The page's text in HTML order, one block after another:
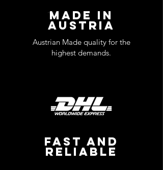
MADE IN
AUSTRIA
Austrian Made quality for the
highest demands.
FAST AND
RELIABLE